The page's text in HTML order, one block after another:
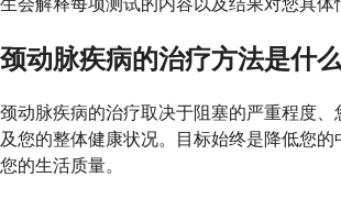
颈动脉疾病的治疗方法是什
颈动脉疾病的治疗取决于阻塞的严重程度、
及您的整体健康状况。目标始终是降低您的
您的生活质量。